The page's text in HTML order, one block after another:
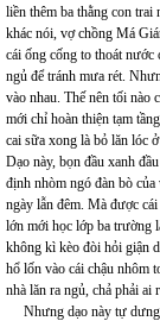
liền thêm ba thằng con
khác nói, vợ chồng Má
cái ống cống to thoát nước
ngủ để tránh mưa rét.
vào nhau. Thế nên tối nào
mới chỉ hoàn thiện tạm
cai sữa xong là bỏ lăn lóc
Dạo này, bọn đầu xanh
định nhòm ngó đàn bò
ngày lẫn đêm. Mà được
lớn mới học lớp ba trường
không kì kèo đòi hỏi giận
hổ lốn vào cái chậu nhôm
nhà lăn ra ngủ, chả phải ai
Nhưng dạo này tự dưng